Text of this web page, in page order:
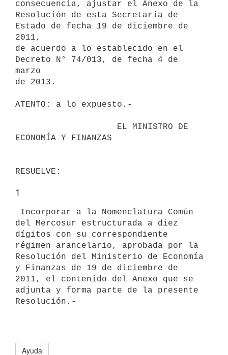
consecuencia, ajustar el Anexo de la
Resolución de esta Secretaría de
Estado de fecha 19 de diciembre de
2011,
de acuerdo a lo establecido en el
Decreto N° 74/013, de fecha 4 de
marzo
de 2013.
ATENTO: a lo expuesto.-
ECONOMÍA Y FINANZAS
1
del Mercosur estructurada a diez
dígitos con su correspondiente
régimen arancelario, aprobada por la
Resolución del Ministerio de Economía
y Finanzas de 19 de diciembre de
2011, el contenido del Anexo que se
adjunta y forma parte de la presente
Ayuda